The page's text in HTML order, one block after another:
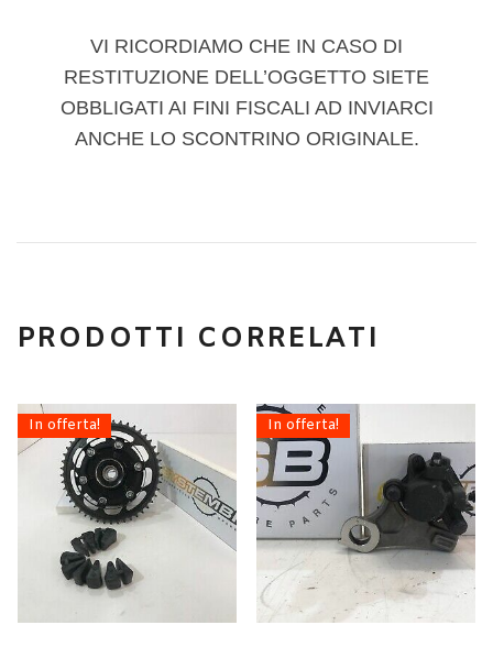
VI RICORDIAMO CHE IN CASO DI
RESTITUZIONE DELL’OGGETTO SIETE
OBBLIGATI AI FINI FISCALI AD INVIARCI
ANCHE LO SCONTRINO ORIGINALE.
PRODOTTI CORRELATI
In offerta! In offerta!